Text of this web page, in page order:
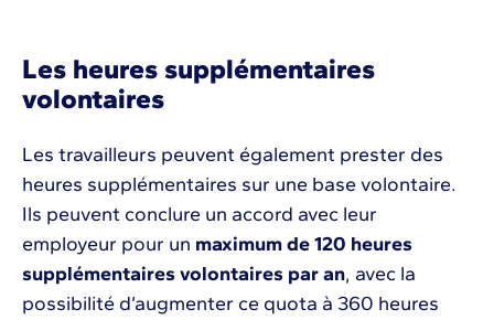
Les heures supplémentaires
volontaires
Les travailleurs peuvent également prester des
heures supplémentaires sur une base volontaire.
Ils peuvent conclure un accord avec leur
employeur pour un maximum de 120 heures
supplémentaires volontaires par an, avec la
possibilité d’augmenter ce quota à 360 heures